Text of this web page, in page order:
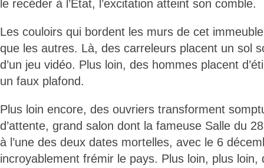
le recéder à l’État, l’excitation atteint son comble.
Les couloirs qui bordent les murs de cet
que les autres. Là, des carreleurs placent un sol
d’un jeu vidéo. Plus loin, des hommes placent
un faux plafond.
Plus loin encore, des ouvriers transforment
d’attente, grand salon dont la fameuse Salle du
à l’une des deux dates mortelles, avec le 6
incroyablement frémir le pays. Plus loin, plus loin,